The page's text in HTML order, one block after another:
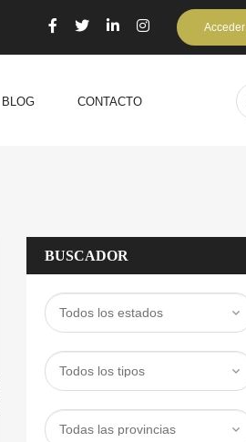
Acceder
BLOG CONTACTO
BUSCADOR